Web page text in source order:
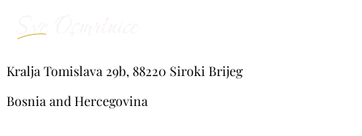
POČIVALA U MIRU BOŽJEM!
Kralja Tomislava 29b, 88220 Siroki Brijeg
Bosnia and Hercegovina